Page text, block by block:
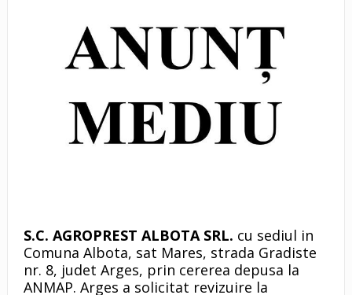
S.C. AGROPREST ALBOTA SRL. cu sediul in
Comuna Albota, sat Mares, strada Gradiste
nr. 8, judet Arges, prin cererea depusa la
ANMAP. Arges a solicitat revizuire la